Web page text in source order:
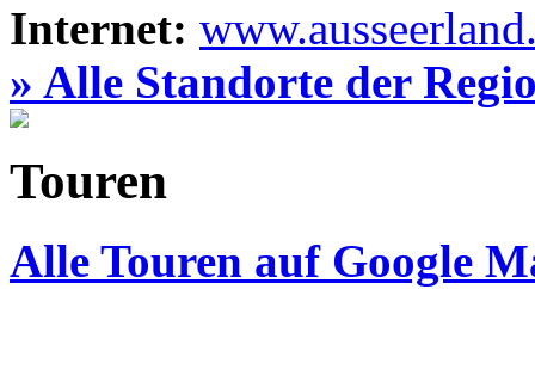
Internet:
» Alle Standorte der
Touren
Alle Touren auf Google